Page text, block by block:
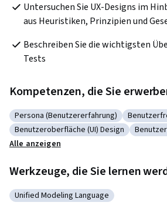
Untersuchen Sie UX-Designs im
aus Heuristiken, Prinzipien und
Beschreiben Sie die wichtigsten
Tests
Kompetenzen, die Sie
Kategorie: Persona
Persona (Benutzererfahrung)
Kategorie: Benutzeroberfläche (UI)
Benutzeroberfläche (UI) Design
Alle anzeigen
Werkzeuge, die Sie lernen
Kategorie: Unified Modeling Language
Unified Modeling Language